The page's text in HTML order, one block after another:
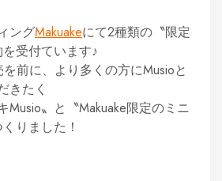
ングMakuakeにて2種類の〝限定
受付ています♪
前に、より多くの方にMusioと
きたく
Musio〟と〝Makuake限定のミニ
りました！